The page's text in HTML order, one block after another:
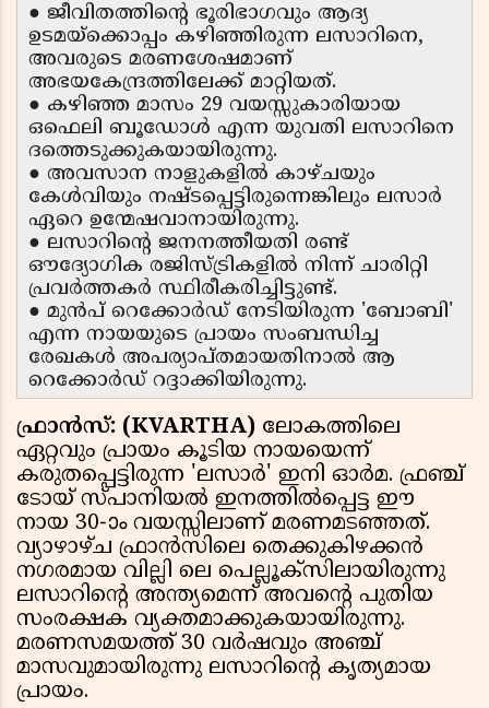
● ജീവിതത്തിന്റെ ഭൂരിഭാഗവും ആദ്യ
ഉടമയ്ക്കൊപ്പം കഴിഞ്ഞിരുന്ന ലസാറിനെ,
അവരുടെ മരണശേഷമാണ്
അഭയകേന്ദ്രത്തിലേക്ക് മാറ്റിയത്.
● കഴിഞ്ഞ മാസം 29 വയസ്സുകാരിയായ
ഒഫെലി ബൂഡോൾ എന്ന യുവതി ലസാറിനെ
ദത്തെടുക്കുകയായിരുന്നു.
● അവസാന നാളുകളിൽ കാഴ്ചയും
കേൾവിയും നഷ്ടപ്പെട്ടിരുന്നെങ്കിലും ലസാർ
ഏറെ ഉന്മേഷവാനായിരുന്നു.
● ലസാറിന്റെ ജനനത്തീയതി രണ്ട്
ഔദ്യോഗിക രജിസ്ട്രികളിൽ നിന്ന് ചാരിറ്റി
പ്രവർത്തകർ സ്ഥിരീകരിച്ചിട്ടുണ്ട്.
● മുൻപ് റെക്കോർഡ് നേടിയിരുന്ന 'ബോബി'
എന്ന നായയുടെ പ്രായം സംബന്ധിച്ച
രേഖകൾ അപര്യാപ്തമായതിനാൽ ആ
റെക്കോർഡ് റദ്ദാക്കിയിരുന്നു.
ഫ്രാൻസ്: (KVARTHA) ലോകത്തിലെ
ഏറ്റവും പ്രായം കൂടിയ നായയെന്ന്
കരുതപ്പെട്ടിരുന്ന 'ലസാർ' ഇനി ഓർമ. ഫ്രഞ്ച്
ടോയ് സ്പാനിയൽ ഇനത്തിൽപ്പെട്ട ഈ
നായ 30-ാം വയസ്സിലാണ് മരണമടഞ്ഞത്.
വ്യാഴാഴ്ച ഫ്രാൻസിലെ തെക്കുകിഴക്കൻ
നഗരമായ വില്ലി ലെ പെല്ലൂക്സിലായിരുന്നു
ലസാറിൻ്റെ അന്ത്യമെന്ന് അവൻ്റെ പുതിയ
സംരക്ഷക വ്യക്തമാക്കുകയായിരുന്നു.
മരണസമയത്ത് 30 വർഷവും അഞ്ച്
മാസവുമായിരുന്നു ലസാറിൻ്റെ കൃത്യമായ
പ്രായം.